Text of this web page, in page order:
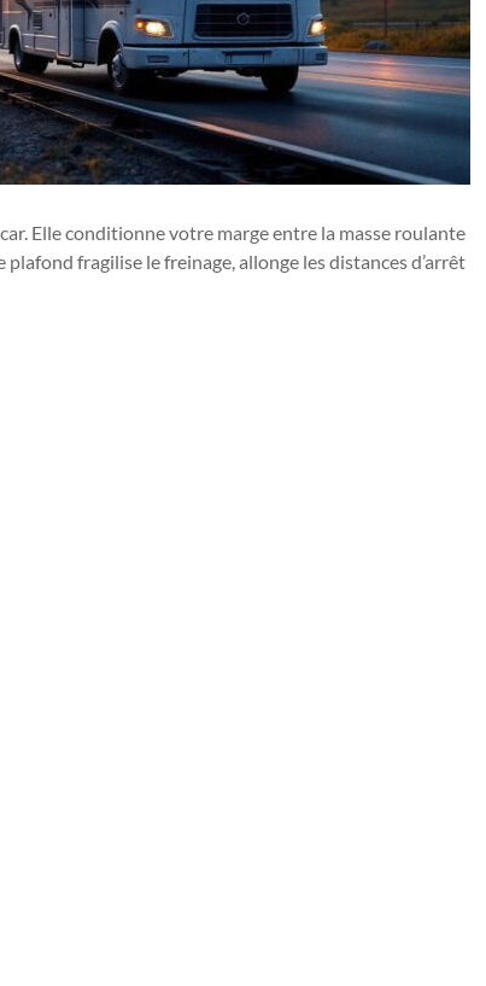
Elle conditionne votre marge entre la masse roulante
fragilise le freinage, allonge les distances d’arrêt